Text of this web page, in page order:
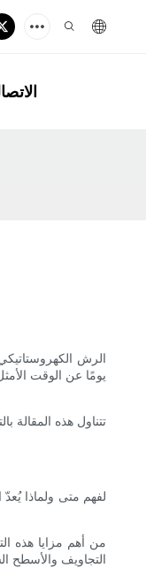
الرش
يومًا عن الوقت
تتناول هذه المقالة
لفهم متى ولماذا
من أهم مزايا هذه
التجاويف والأسطح